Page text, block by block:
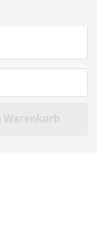
Warenkorb